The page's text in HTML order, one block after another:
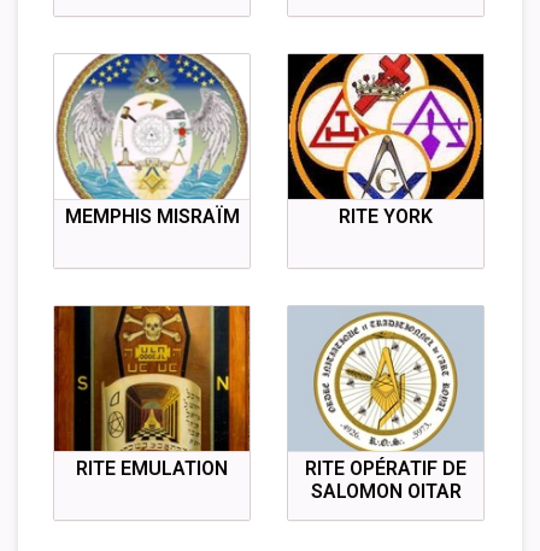
MEMPHIS MISRAÏM RITE YORK
RITE EMULATION
RITE OPÉRATIF DE
SALOMON OITAR